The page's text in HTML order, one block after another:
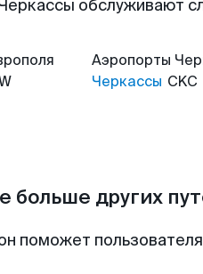
обслуживают
Аэропорты
Черкассы CKC
больше других
поможет